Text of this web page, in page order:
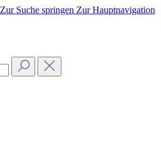
Zur Suche springen Zur Hauptnavigation